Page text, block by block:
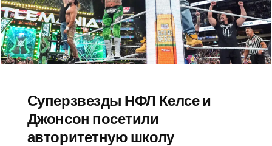
Суперзвезды НФЛ Келсе и
Джонсон посетили
авторитетную школу